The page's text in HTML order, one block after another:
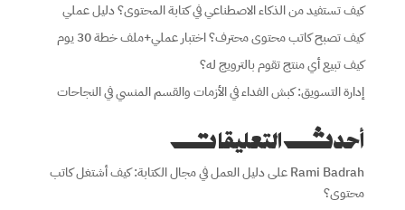
كيف تستفيد من الذكاء الاصطناعي في كتابة المحتوى؟ دليل عملي
كيف تصبح كاتب محتوى محترف؟ اختبار عملي+ملف خطة 30 يوم
كيف تبيع أي منتج تقوم بالترويج له؟
إدارة التسويق: كبش الفداء في الأزمات والقسم المنسي في النجاحات
أحدث التعليقات
Rami Badrahعلىدليل العمل في مجال الكتابة: كيف أشتغل كاتب
محتوى؟